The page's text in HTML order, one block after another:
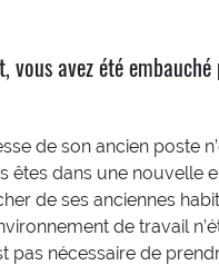
vous avez été
de son ancien poste
êtes dans une nouvelle
de ses anciennes
de travail
pas nécessaire de